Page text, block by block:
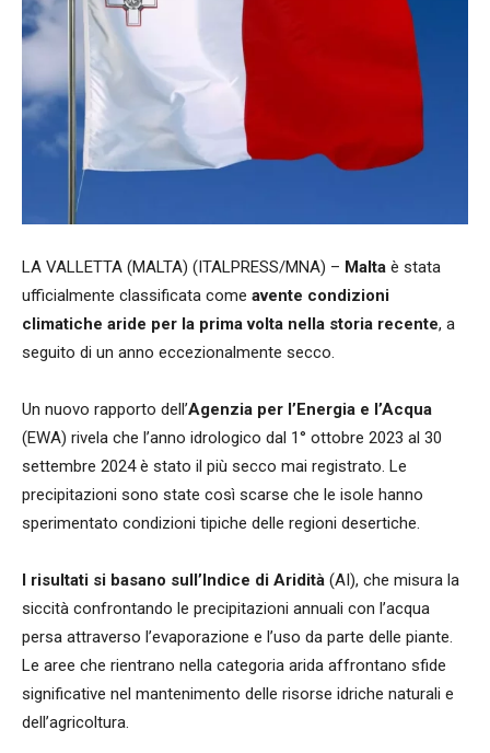
LA VALLETTA (MALTA) (ITALPRESS/MNA) – Malta è stata
ufficialmente classificata come avente condizioni
climatiche aride per la prima volta nella storia recente, a
seguito di un anno eccezionalmente secco.
Un nuovo rapporto dell’Agenzia per l’Energia e l’Acqua
(EWA) rivela che l’anno idrologico dal 1° ottobre 2023 al 30
settembre 2024 è stato il più secco mai registrato. Le
precipitazioni sono state così scarse che le isole hanno
sperimentato condizioni tipiche delle regioni desertiche.
I risultati si basano sull’Indice di Aridità (AI), che misura la
siccità confrontando le precipitazioni annuali con l’acqua
persa attraverso l’evaporazione e l’uso da parte delle piante.
Le aree che rientrano nella categoria arida affrontano sfide
significative nel mantenimento delle risorse idriche naturali e
dell’agricoltura.